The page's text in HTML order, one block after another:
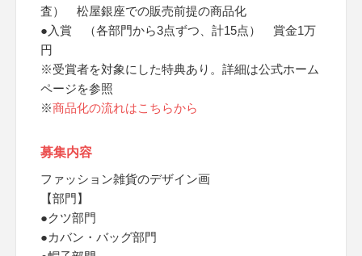
査） 松屋銀座での販売前提の商品化
●入賞 （各部門から3点ずつ、計15点） 賞金1万
円
※受賞者を対象にした特典あり。詳細は公式ホーム
ページを参照
※商品化の流れはこちらから
募集内容
ファッション雑貨のデザイン画
【部門】
●クツ部門
●カバン・バッグ部門